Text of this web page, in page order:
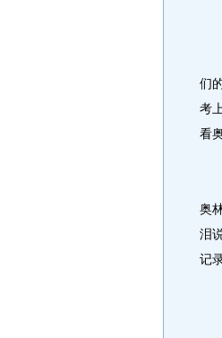
们
考
看
奥
泪
记